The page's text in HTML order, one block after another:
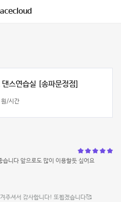
댄스연습실 [송파문정점]
원/시간
습니다 앞으로도 많이 이용할듯 싶어요
주셔서 감사합니다! 또뵙겠습니다🥰